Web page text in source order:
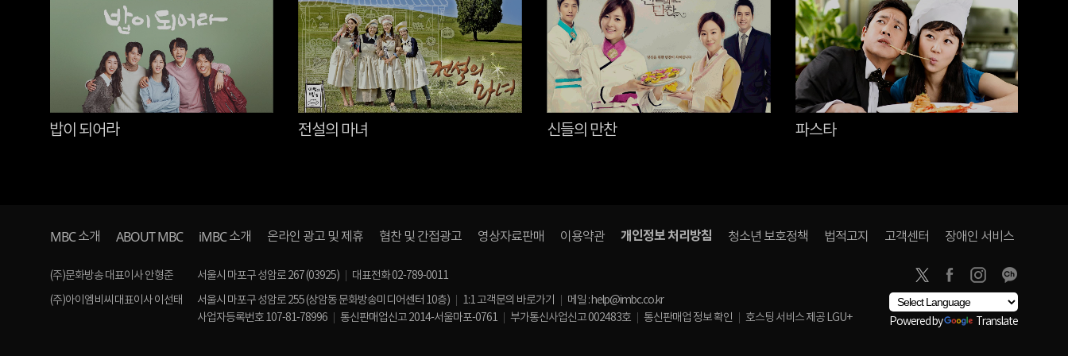
밥이 되어라 전설의 마녀 신들의 만찬 파스타
MBC소개 ABOUT MBC iMBC소개 온라인 광고 및 제휴 협찬 및 간접광고 영상자료판매 이용약관 개인정보 처리방침 청소년 보호정책 법적고지 고객센터 장애인 서비스
(주)문화방송 대표이사 안형준 서울시 마포구 성암로 267 (03925)
대표전화 02-789-0011
(주)아이엠비씨 대표이사 이선태
서울시 마포구 성암로 255 (상암동 문화방송미디어센터 10층) 1:1 고객문의 바로가기
메일 : help@imbc.co.kr
사업자등록번호 107-81-78996
통신판매업신고 2014-서울마포-0761 부가통신사업신고 002483호 통신판매업 정보 확인 호스팅 서비스 제공 LGU+ Powered by Translate